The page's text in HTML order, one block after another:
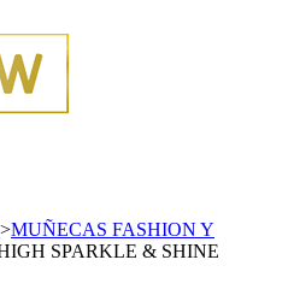
>MUÑECAS FASHION Y
SPARKLE & SHINE